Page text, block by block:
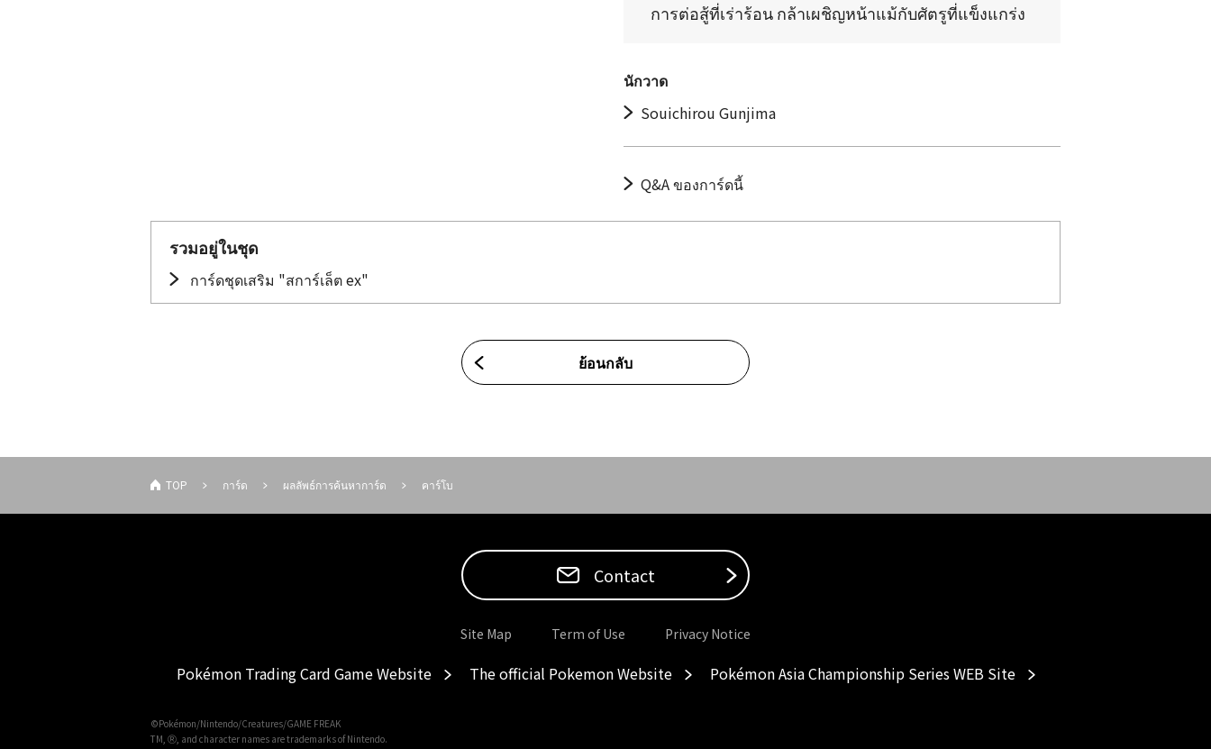
การต่อสู้ที่เร่าร้อน กล้าเผชิญหน้าแม้กับศัตรูที่แข็งแกร่ง
นักวาด
Souichirou Gunjima
Q&A ของการ์ดนี้
รวมอยู่ในชุด
การ์ดชุดเสริม "สการ์เล็ต ex"
ย้อนกลับ
TOP การ์ด ผลลัพธ์การค้นหาการ์ด คาร์โบ
Contact
Site Map Term of Use Privacy Notice
Pokémon Trading Card Game Website The official Pokemon Website Pokémon Asia Championship Series WEB Site
©Pokémon/Nintendo/Creatures/GAME FREAK
TM, Ⓡ, and character names are trademarks of Nintendo.